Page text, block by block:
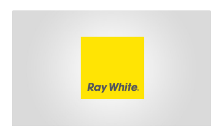
ini menjadi semakin istimewa karena Ray White Indonesia
tahun berturut-turut, sebuah bukti nyata atas konsistensi,